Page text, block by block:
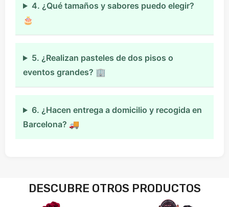
4. ¿Qué tamaños y sabores puedo elegir?
🎂
5. ¿Realizan pasteles de dos pisos o
eventos grandes? 🏢
6. ¿Hacen entrega a domicilio y recogida en
Barcelona? 🚚
DESCUBRE OTROS PRODUCTOS